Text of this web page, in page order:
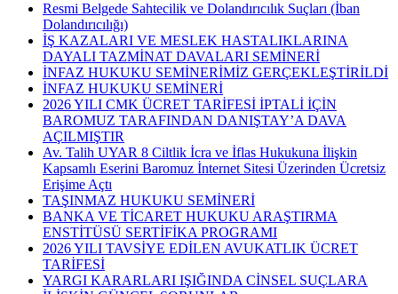
Resmi Belgede Sahtecilik ve Dolandırıcılık Suçları (İban
Dolandırıcılığı)
İŞ KAZALARI VE MESLEK HASTALIKLARINA
DAYALI TAZMİNAT DAVALARI SEMİNERİ
İNFAZ HUKUKU SEMİNERİMİZ GERÇEKLEŞTİRİLDİ
İNFAZ HUKUKU SEMİNERİ
2026 YILI CMK ÜCRET TARİFESİ İPTALİ İÇİN
BAROMUZ TARAFINDAN DANIŞTAY’A DAVA
AÇILMIŞTIR
Av. Talih UYAR 8 Ciltlik İcra ve İflas Hukukuna İlişkin
Kapsamlı Eserini Baromuz İnternet Sitesi Üzerinden Ücretsiz
Erişime Açtı
TAŞINMAZ HUKUKU SEMİNERİ
BANKA VE TİCARET HUKUKU ARAŞTIRMA
ENSTİTÜSÜ SERTİFİKA PROGRAMI
2026 YILI TAVSİYE EDİLEN AVUKATLIK ÜCRET
TARİFESİ
YARGI KARARLARI IŞIĞINDA CİNSEL SUÇLARA